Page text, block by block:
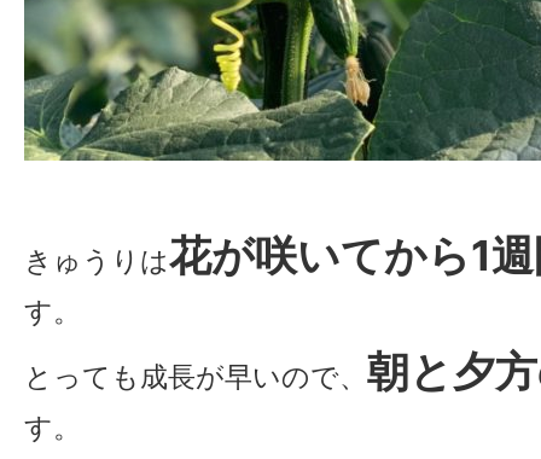
きゅうりは花が咲いてから1
す。
とっても成長が早いので、 朝と夕
す。